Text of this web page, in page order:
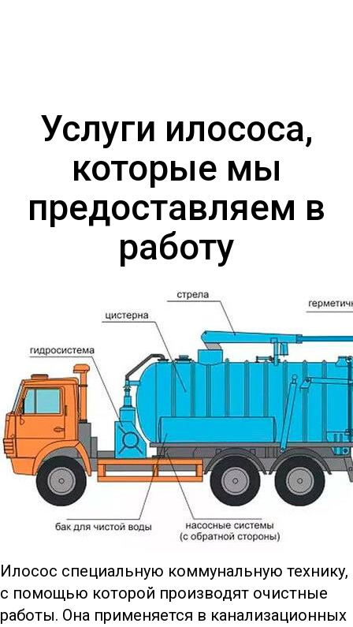
Услуги илососа,
которые мы
предоставляем в
работу
Илосос специальную коммунальную технику,
с помощью которой производят очистные
работы. Она применяется в канализационных